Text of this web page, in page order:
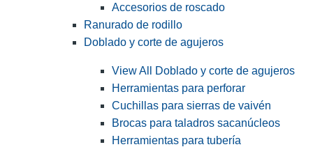
Accesorios de roscado
Ranurado de rodillo
Doblado y corte de agujeros
View All Doblado y corte de agujeros
Herramientas para perforar
Cuchillas para sierras de vaivén
Brocas para taladros sacanúcleos
Herramientas para tubería